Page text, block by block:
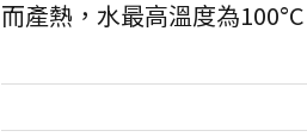
而產熱，水最高溫度為